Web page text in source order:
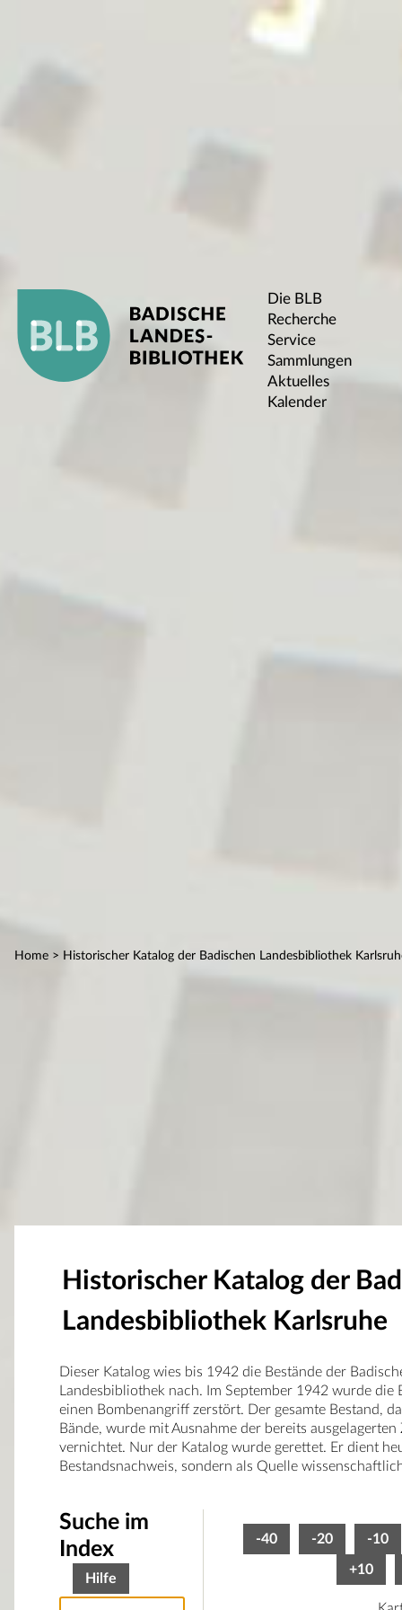
Die BLB
Recherche
Service
Sammlungen
Aktuelles
Kalender
Home > Historischer Katalog der Badischen Landesbibliothek
Historischer Katalog der
Landesbibliothek Karlsruhe
Dieser Katalog wies bis 1942 die Bestände der
Landesbibliothek nach. Im September 1942 wurde
einen Bombenangriff zerstört. Der gesamte Bestand,
Bände, wurde mit Ausnahme der bereits ausgelagerten
vernichtet. Nur der Katalog wurde gerettet. Er dient
Bestandsnachweis, sondern als Quelle
-40 -20 -10
+10
Suche im
Index
Hilfe